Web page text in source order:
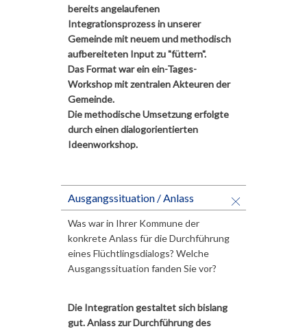
bereits angelaufenen
Integrationsprozess in unserer
Gemeinde mit neuem und methodisch
aufbereiteten Input zu "füttern".
Das Format war ein ein-Tages-
Workshop mit zentralen Akteuren der
Gemeinde.
Die methodische Umsetzung erfolgte
durch einen dialogorientierten
Ideenworkshop.
Ausgangssituation / Anlass
Was war in Ihrer Kommune der
konkrete Anlass für die Durchführung
eines Flüchtlingsdialogs? Welche
Ausgangssituation fanden Sie vor?
Die Integration gestaltet sich bislang
gut. Anlass zur Durchführung des